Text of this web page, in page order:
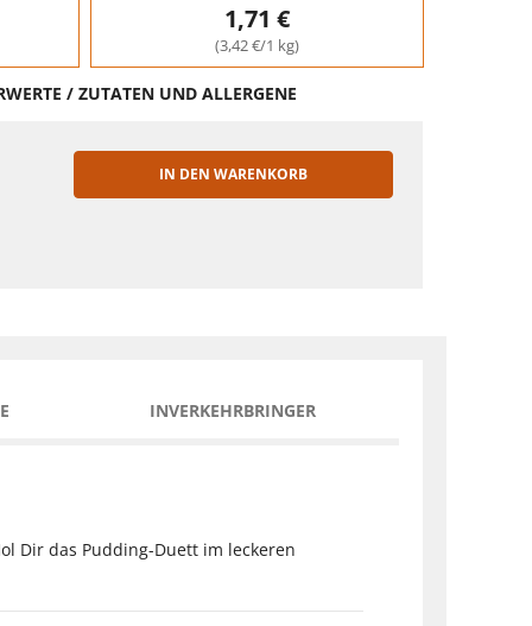
1,71 €
(3,42 €/1 kg)
/ ZUTATEN UND ALLERGENE
IN DEN WARENKORB
INVERKEHRBRINGER
Dir das Pudding-Duett im leckeren